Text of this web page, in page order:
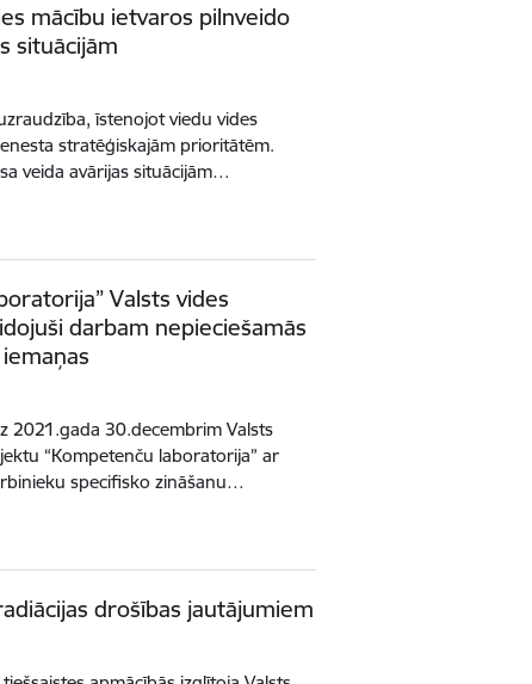
mācību ietvaros pilnveido
situācijām
īstenojot viedu vides
stratēģiskajām prioritātēm.
veida avārijas situācijām…
Valsts vides
darbam nepieciešamās
2021.gada 30.decembrim Valsts
“Kompetenču laboratorija” ar
specifisko zināšanu…
drošības jautājumiem